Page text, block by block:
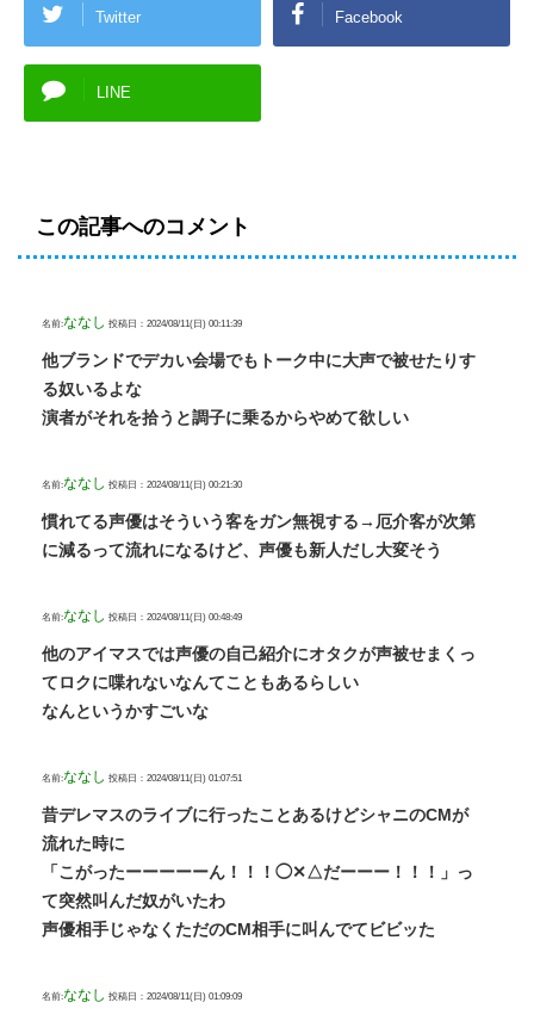
Twitter Facebook
LINE
この記事へのコメント
名前:ななし 投稿日：2024/08/11(日) 00:11:39
他ブランドでデカい会場でもトーク中に大声で被せたりす
る奴いるよな
演者がそれを拾うと調子に乗るからやめて欲しい
名前:ななし 投稿日：2024/08/11(日) 00:21:30
慣れてる声優はそういう客をガン無視する→厄介客が次第
に減るって流れになるけど、声優も新人だし大変そう
名前:ななし 投稿日：2024/08/11(日) 00:48:49
他のアイマスでは声優の自己紹介にオタクが声被せまくっ
てロクに喋れないなんてこともあるらしい
なんというかすごいな
名前:ななし 投稿日：2024/08/11(日) 01:07:51
昔デレマスのライブに行ったことあるけどシャニのCMが
流れた時に
「こがったーーーーーん！！！◯✕△だーーー！！！」っ
て突然叫んだ奴がいたわ
声優相手じゃなくただのCM相手に叫んでてビビッた
名前:ななし 投稿日：2024/08/11(日) 01:09:09